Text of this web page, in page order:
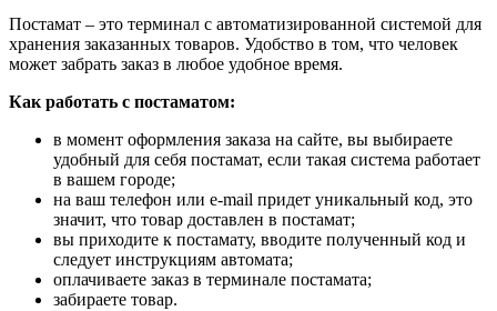
Постамат – это терминал с автоматизированной системой для
хранения заказанных товаров. Удобство в том, что человек
может забрать заказ в любое удобное время.
Как работать с постаматом:
в момент оформления заказа на сайте, вы выбираете
удобный для себя постамат, если такая система работает
в вашем городе;
на ваш телефон или e-mail придет уникальный код, это
значит, что товар доставлен в постамат;
вы приходите к постамату, вводите полученный код и
следует инструкциям автомата;
оплачиваете заказ в терминале постамата;
забираете товар.